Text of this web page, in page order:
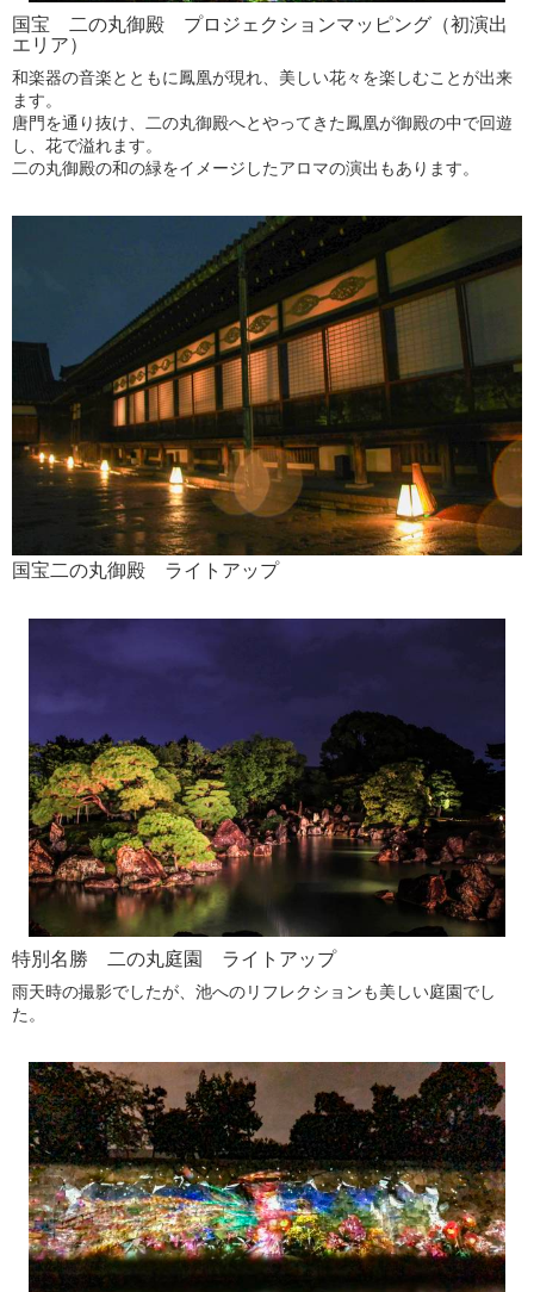
国宝 二の丸御殿 プロジェクションマッピング（初演出
エリア）
和楽器の音楽とともに鳳凰が現れ、美しい花々を楽しむことが出来
ます。
唐門を通り抜け、二の丸御殿へとやってきた鳳凰が御殿の中で回遊
し、花で溢れます。
二の丸御殿の和の緑をイメージしたアロマの演出もあります。
国宝二の丸御殿 ライトアップ
特別名勝 二の丸庭園 ライトアップ
雨天時の撮影でしたが、池へのリフレクションも美しい庭園でし
た。